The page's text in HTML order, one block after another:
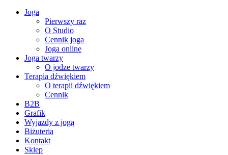
Joga
Pierwszy raz
O Studio
Cennik joga
Joga online
Joga twarzy
O jodze twarzy
Terapia dźwiękiem
O terapii dźwiękiem
Cennik
B2B
Grafik
Wyjazdy z jogą
Biżuteria
Kontakt
Sklep